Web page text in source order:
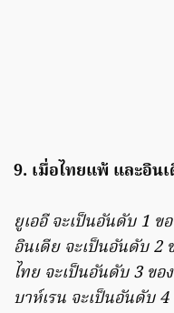
9. เมื่อไทยแพ้ และอิน
ยูเออี จะเป็นอันดับ 1
อินเดีย จะเป็นอันดับ
ไทย จะเป็นอันดับ 3 ข
บาห์เรน จะเป็นอันดับ